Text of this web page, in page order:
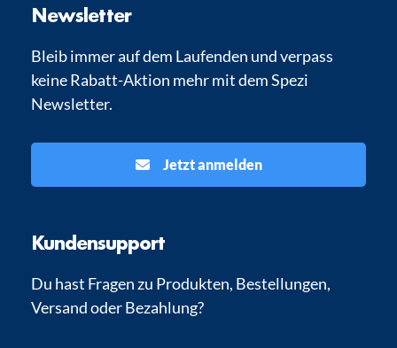
Newsletter
Bleib immer auf dem Laufenden und verpass
keine Rabatt-Aktion mehr mit dem Spezi
Newsletter.
Jetzt anmelden
Kundensupport
Du hast Fragen zu Produkten, Bestellungen,
Versand oder Bezahlung?